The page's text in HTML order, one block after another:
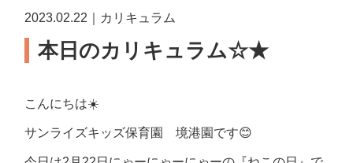
2023.02.22｜カリキュラム
本日のカリキュラム☆★
こんにちは☀️
サンライズキッズ保育園 境港園です😊